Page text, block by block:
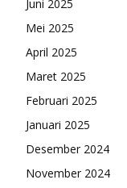
Juni 2025
Mei 2025
April 2025
Maret 2025
Februari 2025
Januari 2025
Desember 2024
November 2024